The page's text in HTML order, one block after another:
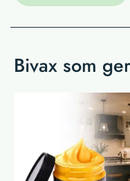
Bivax som